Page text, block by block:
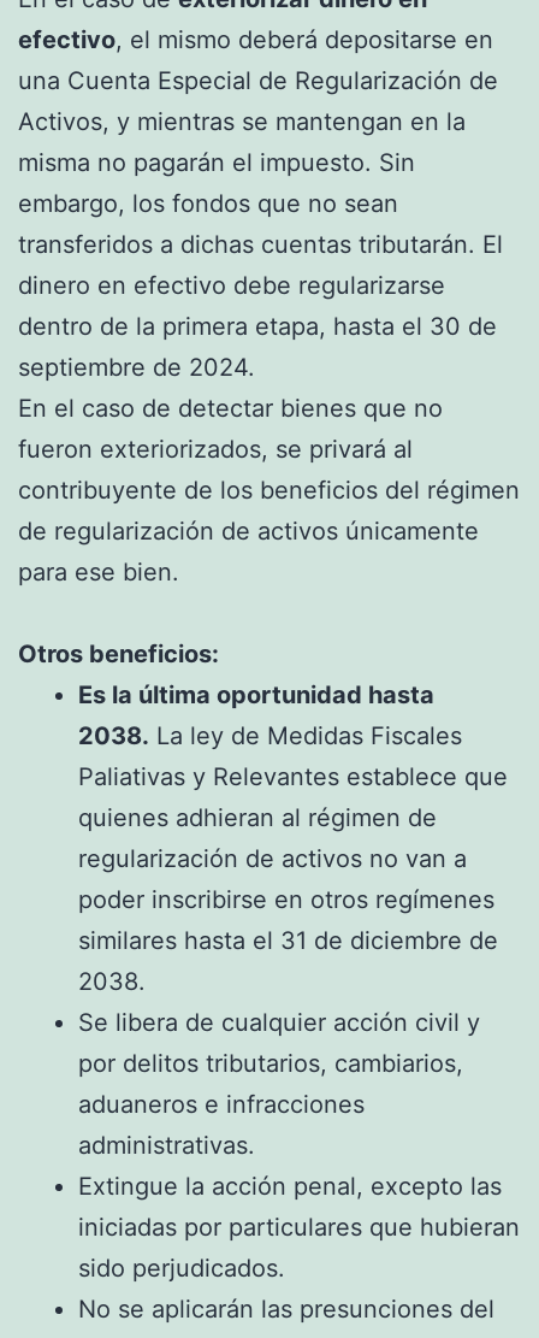
efectivo, el mismo deberá depositarse en
una Cuenta Especial de Regularización de
Activos, y mientras se mantengan en la
misma no pagarán el impuesto. Sin
embargo, los fondos que no sean
transferidos a dichas cuentas tributarán. El
dinero en efectivo debe regularizarse
dentro de la primera etapa, hasta el 30 de
septiembre de 2024.
En el caso de detectar bienes que no
fueron exteriorizados, se privará al
contribuyente de los beneficios del régimen
de regularización de activos únicamente
para ese bien.
Otros beneficios:
Es la última oportunidad hasta
2038. La ley de Medidas Fiscales
Paliativas y Relevantes establece que
quienes adhieran al régimen de
regularización de activos no van a
poder inscribirse en otros regímenes
similares hasta el 31 de diciembre de
2038.
Se libera de cualquier acción civil y
por delitos tributarios, cambiarios,
aduaneros e infracciones
administrativas.
Extingue la acción penal, excepto las
iniciadas por particulares que hubieran
sido perjudicados.
No se aplicarán las presunciones del